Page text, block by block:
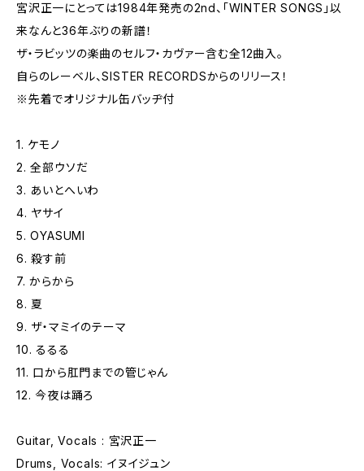
宮沢正一にとっては1984年発売の2nd、「WINTER SONGS」以
来なんと36年ぶりの新譜！
ザ・ラビッツの楽曲のセルフ・カヴァー含む全12曲入。
自らのレーベル、SISTER RECORDSからのリリース！
※先着でオリジナル缶バッヂ付
1. ケモノ
2. 全部ウソだ
3. あいとへいわ
4. ヤサイ
5. OYASUMI
6. 殺す前
7. からから
8. 夏
9. ザ・マミイのテーマ
10. るるる
11. 口から肛門までの管じゃん
12. 今夜は踊ろ
Guitar, Vocals : 宮沢正一
Drums, Vocals: イヌイジュン